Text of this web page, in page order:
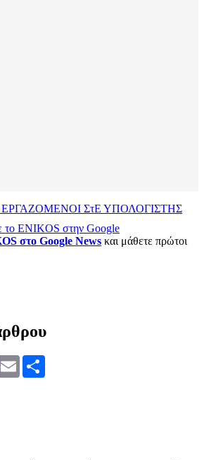
ΕΡΓΑΖΟΜΕΝΟΙ ΣτΕ ΥΠΟΛΟΓΙΣΤΗΣ
το ENIKOS στην Google
στο Google News και μάθετε πρώτοι
Email